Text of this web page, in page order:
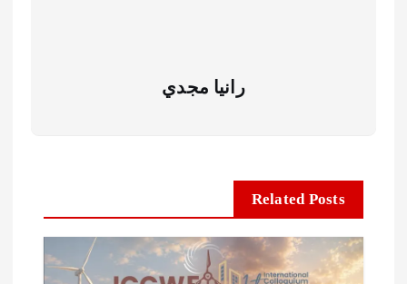
رانيا مجدي
Related Posts